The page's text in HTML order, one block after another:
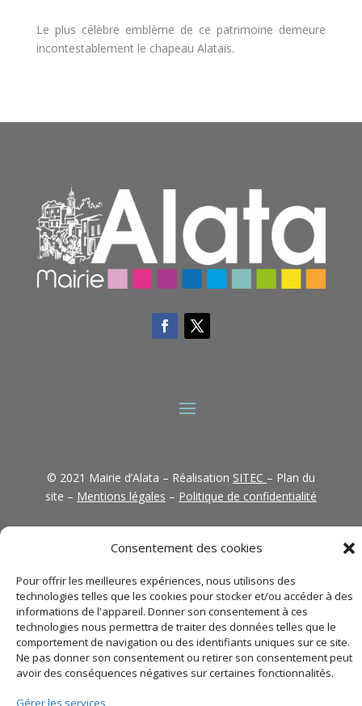
Consentement des cookies
Pour offrir les meilleures expériences, nous utilisons des
technologies telles que les cookies pour stocker et/ou accéder à des
informations de l'appareil. Donner son consentement à ces
technologies nous permettra de traiter des données telles que le
comportement de navigation ou des identifiants uniques sur ce site.
Ne pas donner son consentement ou retirer son consentement peut
avoir des conséquences négatives sur certaines fonctionnalités.
Gérer les services
Le plus célèbre emblème de ce patrimoine demeure
incontestablement le chapeau Alatais.
© 2021 Mairie d’Alata – Réalisation SITEC – Plan du
site – Mentions légales – Politique de confidentialité